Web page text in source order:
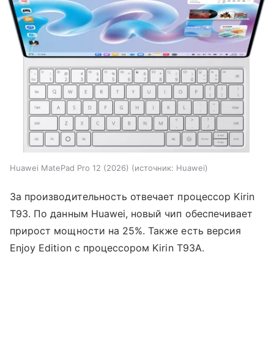
Huawei MatePad Pro 12 (2026) источник: Huawei
За производительность отвечает процессор Kirin
T93. По данным Huawei, новый чип обеспечивает
прирост мощности на 25%. Также есть версия
Enjoy Edition с процессором Kirin T93A.